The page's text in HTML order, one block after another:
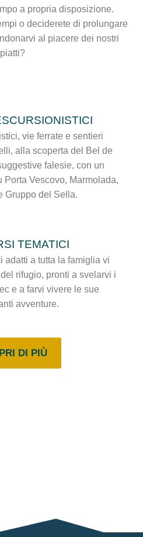
a propria disposizione.
o deciderete di prolungare
al piacere dei nostri
piatti?
vie ferrate e sentieri
alla scoperta del Bel de
falesie, con un
Porta Vescovo, Marmolada,
Gruppo del Sella.
TEMATICI
adatti a tutta la famiglia vi
rifugio, pronti a svelarvi i
e a farvi vivere le sue
avventure.
DI PIÙ